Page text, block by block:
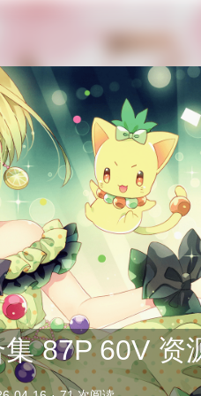
责中将座位让给了老太太
87P 60V 资